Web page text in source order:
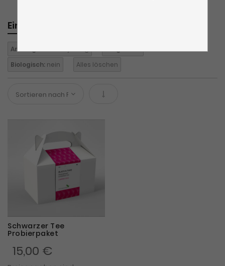
Einkaufen nach
Anbaugebiet:
Biologisch: nein Alles löschen
In absteigender Reihenfolge
Schwarzer Tee
Probierpaket
15,00 €